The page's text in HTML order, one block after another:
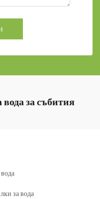
за събития
за вода